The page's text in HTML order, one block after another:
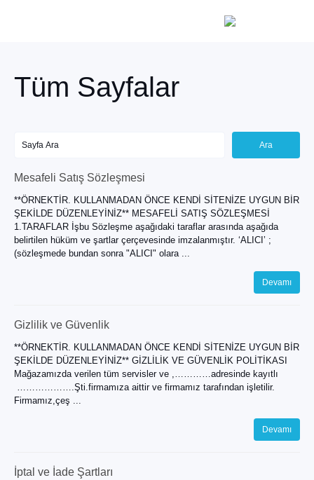
Tüm Sayfalar
Mesafeli Satış Sözleşmesi
**ÖRNEKTİR. KULLANMADAN ÖNCE KENDİ SİTENİZE UYGUN BİR
ŞEKİLDE DÜZENLEYİNİZ** MESAFELİ SATIŞ SÖZLEŞMESİ
1.TARAFLAR İşbu Sözleşme aşağıdaki taraflar arasında aşağıda
belirtilen hüküm ve şartlar çerçevesinde imzalanmıştır. ‘ALICI’ ;
(sözleşmede bundan sonra "ALICI" olara ...
Devamı
Gizlilik ve Güvenlik
**ÖRNEKTİR. KULLANMADAN ÖNCE KENDİ SİTENİZE UYGUN BİR
ŞEKİLDE DÜZENLEYİNİZ** GİZLİLİK VE GÜVENLİK POLİTİKASI
Mağazamızda verilen tüm servisler ve ,…………adresinde kayıtlı
……………….Şti.firmamıza aittir ve firmamız tarafından işletilir.
Firmamız,çeş ...
Devamı
İptal ve İade Şartları